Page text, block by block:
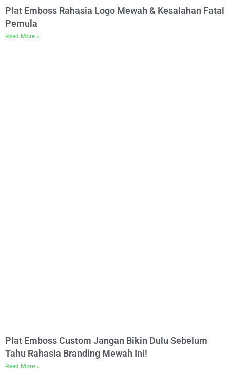
Plat Emboss Rahasia Logo Mewah & Kesalahan Fatal
Pemula
Read More »
Plat Emboss Custom Jangan Bikin Dulu Sebelum
Tahu Rahasia Branding Mewah Ini!
Read More »